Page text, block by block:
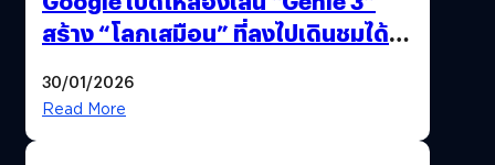
สร้าง “โลกเสมือน” ที่ลงไปเดินชมได้
30/01/2026
Read More